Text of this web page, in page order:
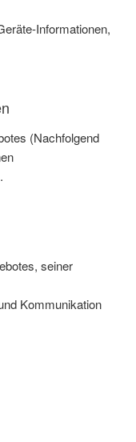
Informationen,
(Nachfolgend
seiner
Kommunikation